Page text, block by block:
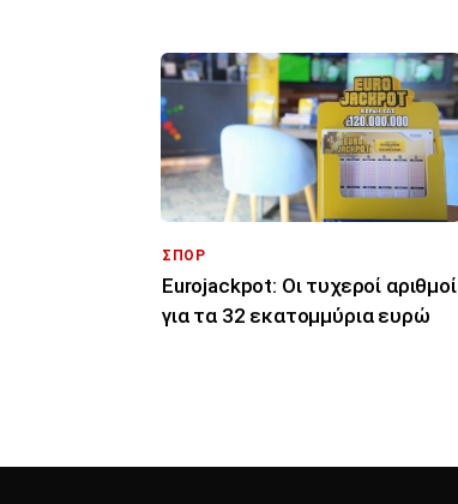
ΣΠΟΡ
Eurojackpot: Οι τυχεροί αριθμοί
για τα 32 εκατoμμύρια ευρώ